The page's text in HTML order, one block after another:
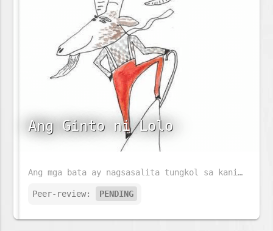
Ang Ginto ni Lolo
Ang mga bata ay nagsasalita tungkol sa kanilang mga lolo. Maaaring magtayo ng skyscraper ang lolo ni Giraffe. Ang lolo ng elepante ay maaaring magluto ng isang malaking piging. Ngunit sinong lolo ang magbibigay ng pinakamalaking sorpresa sa mga bata?
Peer-review: PENDING